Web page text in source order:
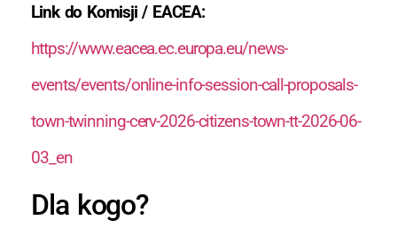
Link do Komisji / EACEA:
https://www.eacea.ec.europa.eu/news-
events/events/online-info-session-call-proposals-
town-twinning-cerv-2026-citizens-town-tt-2026-06-
03_en
Dla kogo?